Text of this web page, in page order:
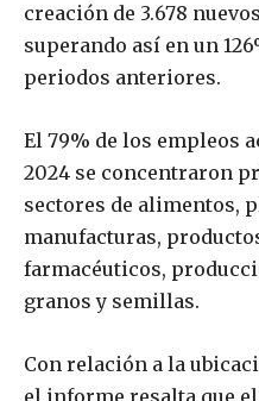
creación de 3.678
superando así en un
periodos anteriores.
El 79% de los empleos
2024 se concentraron
sectores de alimentos,
manufacturas,
farmacéuticos,
granos y semillas.
Con relación a la